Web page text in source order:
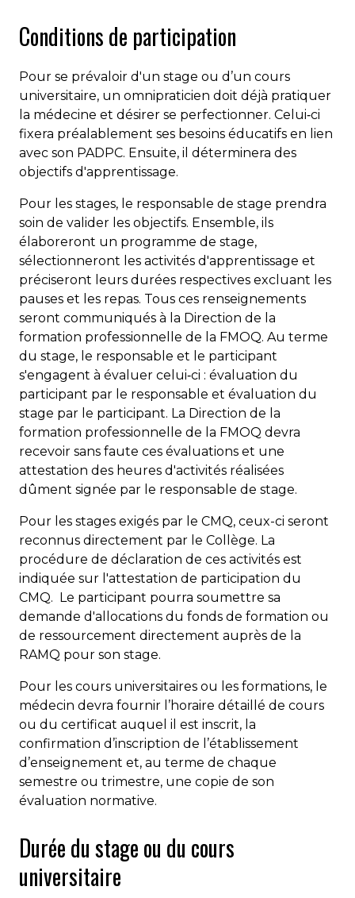
Conditions de participation
Pour se prévaloir d'un stage ou d’un cours
universitaire, un omnipraticien doit déjà pratiquer
la médecine et désirer se perfectionner. Celui‐ci
fixera préalablement ses besoins éducatifs en lien
avec son PADPC. Ensuite, il déterminera des
objectifs d'apprentissage.
Pour les stages, le responsable de stage prendra
soin de valider les objectifs. Ensemble, ils
élaboreront un programme de stage,
sélectionneront les activités d'apprentissage et
préciseront leurs durées respectives excluant les
pauses et les repas. Tous ces renseignements
seront communiqués à la Direction de la
formation professionnelle de la FMOQ. Au terme
du stage, le responsable et le participant
s'engagent à évaluer celui‐ci : évaluation du
participant par le responsable et évaluation du
stage par le participant. La Direction de la
formation professionnelle de la FMOQ devra
recevoir sans faute ces évaluations et une
attestation des heures d'activités réalisées
dûment signée par le responsable de stage.
Pour les stages exigés par le CMQ, ceux-ci seront
reconnus directement par le Collège. La
procédure de déclaration de ces activités est
indiquée sur l'attestation de participation du
CMQ. Le participant pourra soumettre sa
demande d'allocations du fonds de formation ou
de ressourcement directement auprès de la
RAMQ pour son stage.
Pour les cours universitaires ou les formations, le
médecin devra fournir l’horaire détaillé de cours
ou du certificat auquel il est inscrit, la
confirmation d’inscription de l’établissement
d’enseignement et, au terme de chaque
semestre ou trimestre, une copie de son
évaluation normative.
Durée du stage ou du cours
universitaire